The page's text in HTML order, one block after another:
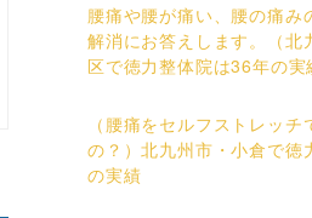
腰痛や腰が痛い、腰の痛み
解消にお答えします。（北
区で徳力整体院は36年の実
（腰痛をセルフストレッチ
の？）北九州市・小倉で徳
の実績